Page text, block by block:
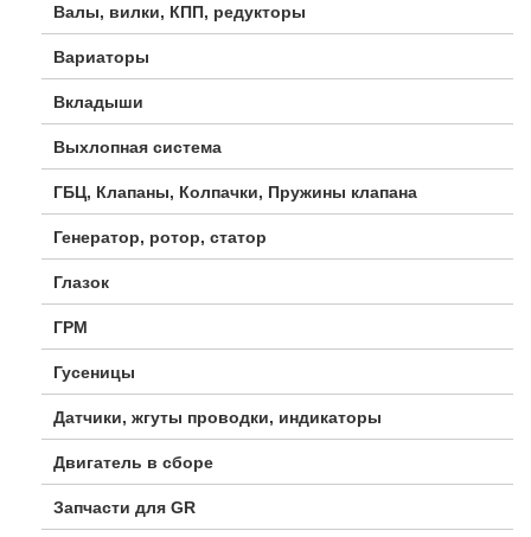
Валы, вилки, КПП, редукторы
Вариаторы
Вкладыши
Выхлопная система
ГБЦ, Клапаны, Колпачки, Пружины клапана
Генератор, ротор, статор
Глазок
ГРМ
Гусеницы
Датчики, жгуты проводки, индикаторы
Двигатель в сборе
Запчасти для GR